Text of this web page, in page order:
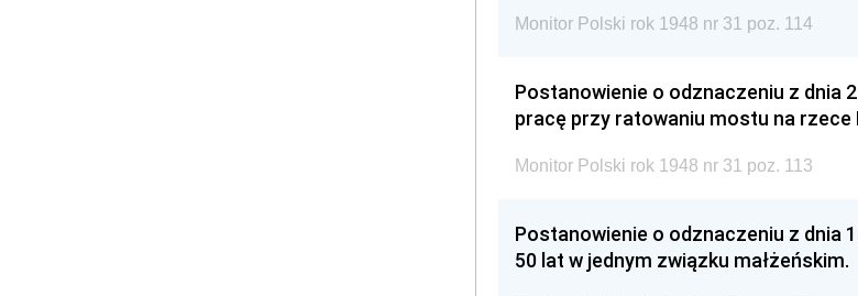
Monitor Polski rok 1948 nr 31 poz. 114
Postanowienie o odznaczeniu z dnia
pracę przy ratowaniu mostu na rzece
Monitor Polski rok 1948 nr 31 poz. 113
Postanowienie o odznaczeniu z dnia
50 lat w jednym związku małżeńskim.